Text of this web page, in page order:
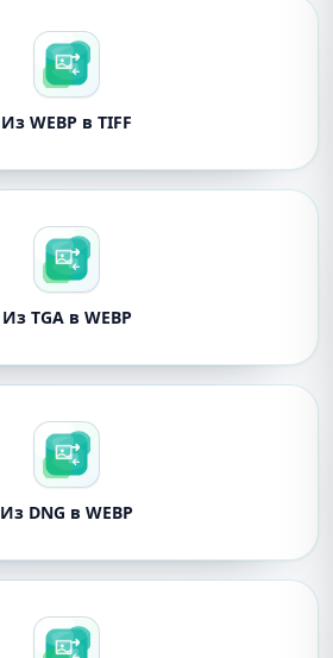
Из WEBP в TIFF
Из TGA в WEBP
Из DNG в WEBP